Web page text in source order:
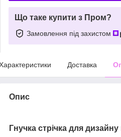
Що таке купити з Пром?
Замовлення під захистом
Доставка
Опис
Гнучка стрічка для дизайну